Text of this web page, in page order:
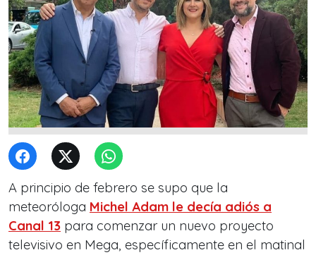
A principio de febrero se supo que la
meteoróloga Michel Adam le decía adiós a
Canal 13 para comenzar un nuevo proyecto
televisivo en Mega, específicamente en el matinal